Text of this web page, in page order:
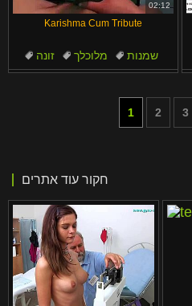
02:12
Karishma Cum Tribute
זונה מלוכלך
שמנות
הודי
אבא
1 2 3
חקור עוד אתרים